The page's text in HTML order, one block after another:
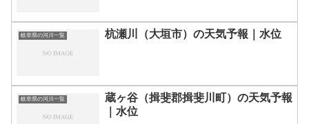
岐阜県の河川一覧 杭瀬川（大垣市）の天気予報｜水位
岐阜県の河川一覧
蔵ヶ谷（揖斐郡揖斐川町）の天気予報
｜水位